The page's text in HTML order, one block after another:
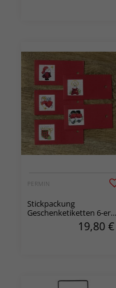
PERMIN
Stickpackung
Geschenketiketten 6-er
19,80 €